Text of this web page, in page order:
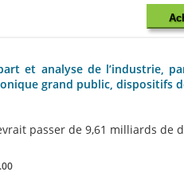
et analyse de l’industrie,
grand public, dispositifs
passer de 9,61 milliards de